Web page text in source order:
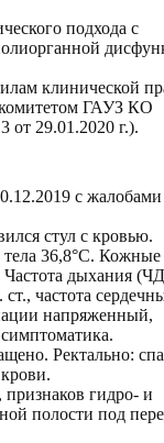
подхода с
клинической
ГАУЗ КО
от 29.01.2020 г.).
с жалобами
стул с кровью.
тела 36,8°С. Кожные
дыхания
частота
напряженный,
Ректально:
гидро- и
полости под